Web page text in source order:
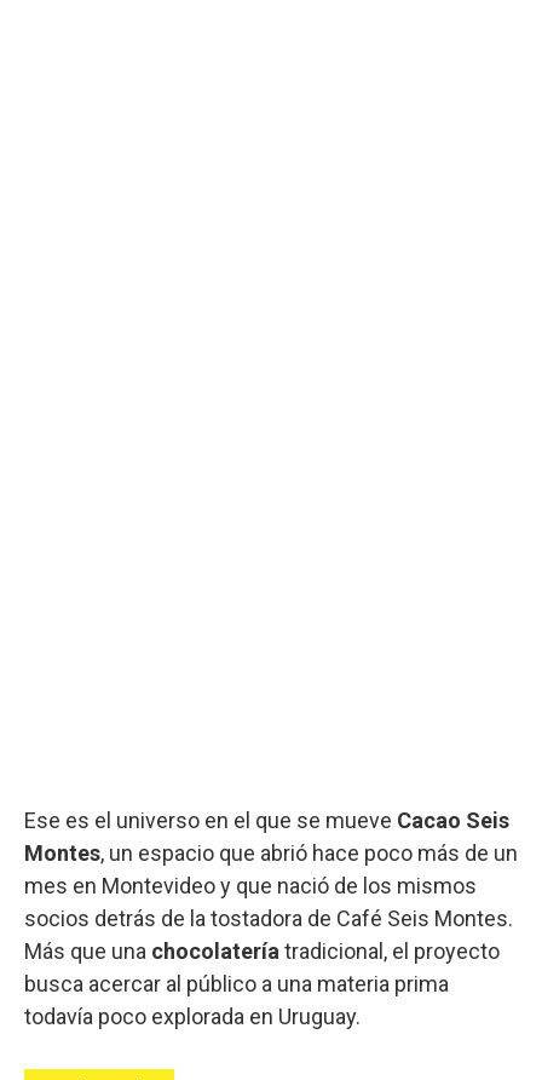
Ese es el universo en el que se mueve Cacao Seis
Montes, un espacio que abrió hace poco más de un
mes en Montevideo y que nació de los mismos
socios detrás de la tostadora de Café Seis Montes.
Más que una chocolatería tradicional, el proyecto
busca acercar al público a una materia prima
todavía poco explorada en Uruguay.